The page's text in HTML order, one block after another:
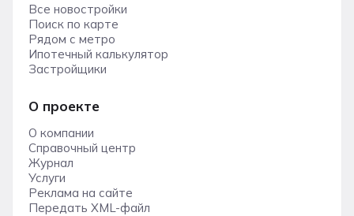
Все новостройки
Поиск по карте
Рядом с метро
Ипотечный калькулятор
Застройщики
О проекте
О компании
Справочный центр
Журнал
Услуги
Реклама на сайте
Передать XML-файл